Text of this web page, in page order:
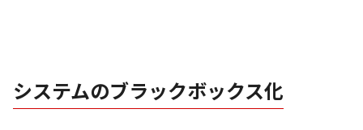
システムのブラックボックス化